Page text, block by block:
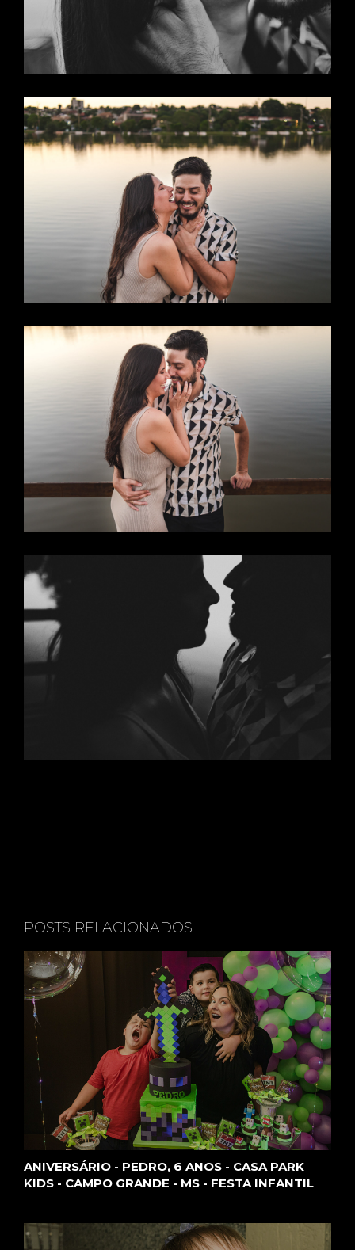
POSTS RELACIONADOS
ANIVERSÁRIO - PEDRO, 6 ANOS - CASA PARK
KIDS - CAMPO GRANDE - MS - FESTA INFANTIL